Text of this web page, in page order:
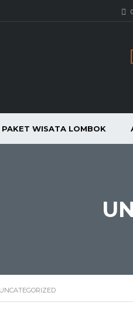
PAKET WISATA LOMBOK
UNCATEGORIZED